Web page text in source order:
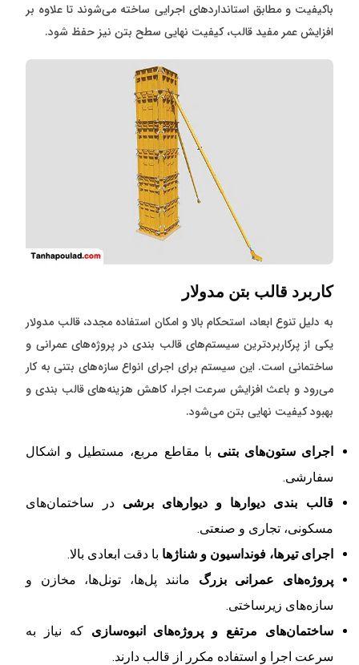
باکیفیت و مطابق استانداردهای اجرایی ساخته می‌شوند تا علاوه بر
افزایش عمر مفید قالب، کیفیت نهایی سطح بتن نیز حفظ شود.
کاربرد قالب بتن مدولار
به دلیل تنوع ابعاد، استحکام بالا و امکان استفاده مجدد، قالب مدولار
یکی از پرکاربردترین سیستم‌های قالب بندی در پروژه‌های عمرانی و
ساختمانی است. این سیستم برای اجرای انواع سازه‌های بتنی به کار
می‌رود و باعث افزایش سرعت اجرا، کاهش هزینه‌های قالب بندی و
بهبود کیفیت نهایی بتن می‌شود.
اجرای ستون‌های بتنی با مقاطع مربع، مستطیل و اشکال
سفارشی.
قالب بندی دیوارها و دیوارهای برشی در ساختمان‌های
مسکونی، تجاری و صنعتی.
اجرای تیرها، فونداسیون و شناژها با دقت ابعادی بالا.
پروژه‌های عمرانی بزرگ مانند پل‌ها، تونل‌ها، مخازن و
سازه‌های زیرساختی.
ساختمان‌های مرتفع و پروژه‌های انبوه‌سازی که نیاز به
سرعت اجرا و استفاده مکرر از قالب دارند.